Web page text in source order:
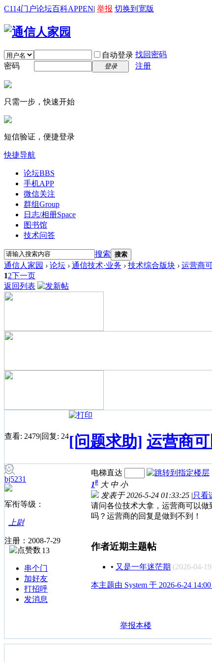
C114门户论坛百科APPEN| 举报 切换到宽版
自动登录 找回密码
密码
登录 注册
只需一步，快速开始
短信验证，便捷登录
快捷导航
论坛BBS
手机APP
微信关注
群组Group
日志/相册Space
图书馆
技术问答
搜索 搜索
通信人家园 › 论坛 › 通信技术·业务 › 技术综合版块 › 运营商
12下一页
返回列表
查看: 2479|回复: 24[问题求助] 运营商
bj5231
军衔等级：
上尉
注册：2008-7-29
13
串个门
加好友
打招呼
发消息
电梯直达
1# 大 中 小
发表于 2026-5-24 01:33:25 |只看
请问各位技术大拿，运营商可以
吗？运营商的回复是做到不到！
作者近期主题帖
• 又是一年迷茫期 (2026-04-
本主题由 System 于 2026-6-24
举报本楼